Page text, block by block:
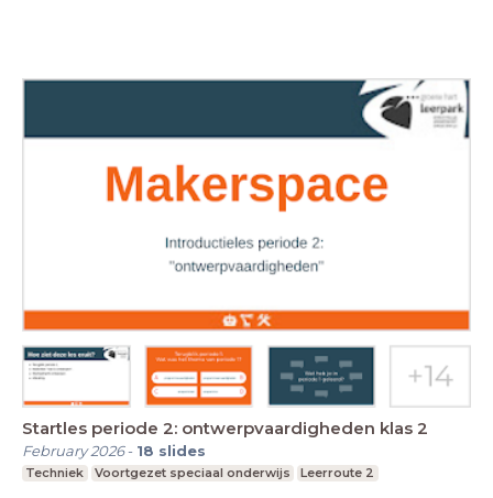
Startles periode 2: ontwerpvaardigheden klas 2
February 2026- 18 slides
Techniek Voortgezet speciaal onderwijs Leerroute 2